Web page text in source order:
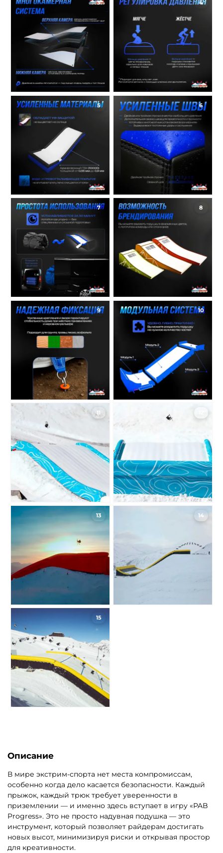
3 4
5 6
7 8
9 10
11
13 14
15
Описание
В мире экстрим-спорта нет места компромиссам,
особенно когда дело касается безопасности. Каждый
прыжок, каждый трюк требует уверенности в
приземлении — и именно здесь вступает в игру «PAB
Progress». Это не просто надувная подушка — это
инструмент, который позволяет райдерам достигать
новых высот, минимизируя риски и открывая простор
для креативности.